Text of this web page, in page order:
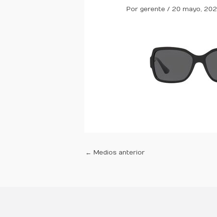
Por gerente / 20 mayo,
← Medios anterior